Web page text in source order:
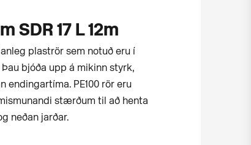
SDR 17 L 12m
plaströr sem notuð eru í
bjóða upp á mikinn styrk,
PE100 rör eru
stærðum til að henta
neðan jarðar.